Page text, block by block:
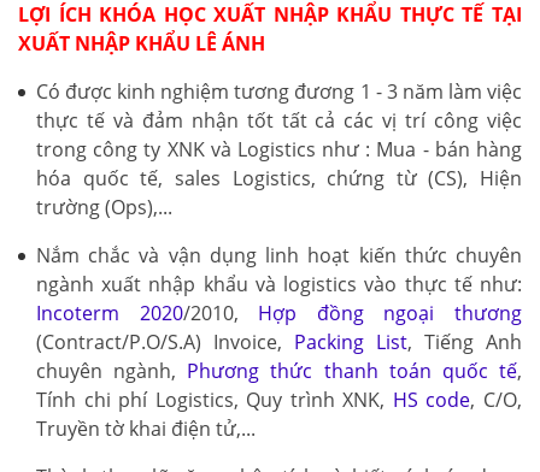
LỢI ÍCH KHÓA HỌC XUẤT NHẬP KHẨU THỰC TẾ TẠI
XUẤT NHẬP KHẨU LÊ ÁNH
Có được kinh nghiệm tương đương 1 - 3 năm làm việc
thực tế và đảm nhận tốt tất cả các vị trí công việc
trong công ty XNK và Logistics như : Mua - bán hàng
hóa quốc tế, sales Logistics, chứng từ (CS), Hiện
trường (Ops),...
Nắm chắc và vận dụng linh hoạt kiến thức chuyên
ngành xuất nhập khẩu và logistics vào thực tế như:
Incoterm 2020/2010, Hợp đồng ngoại thương
(Contract/P.O/S.A) Invoice, Packing List, Tiếng Anh
chuyên ngành, Phương thức thanh toán quốc tế,
Tính chi phí Logistics, Quy trình XNK, HS code, C/O,
Truyền tờ khai điện tử,...